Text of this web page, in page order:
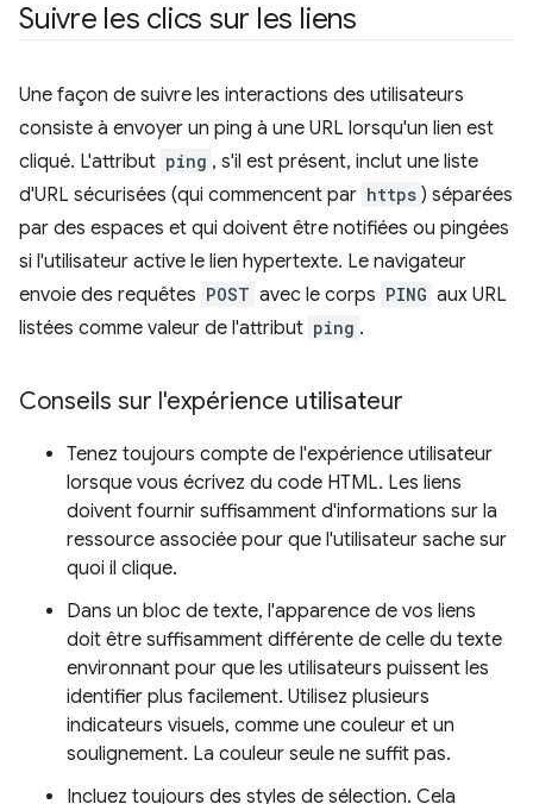
Suivre les clics sur les liens
Une façon de suivre les interactions des utilisateurs
consiste à envoyer un ping à une URL lorsqu'un lien est
cliqué. L'attribut ping , s'il est présent, inclut une liste
d'URL sécurisées (qui commencent par https ) séparées
par des espaces et qui doivent être notifiées ou pingées
si l'utilisateur active le lien hypertexte. Le navigateur
envoie des requêtes POST avec le corps PING aux URL
listées comme valeur de l'attribut ping .
Conseils sur l'expérience utilisateur
Tenez toujours compte de l'expérience utilisateur
lorsque vous écrivez du code HTML. Les liens
doivent fournir suffisamment d'informations sur la
ressource associée pour que l'utilisateur sache sur
quoi il clique.
Dans un bloc de texte, l'apparence de vos liens
doit être suffisamment différente de celle du texte
environnant pour que les utilisateurs puissent les
identifier plus facilement. Utilisez plusieurs
indicateurs visuels, comme une couleur et un
soulignement. La couleur seule ne suffit pas.
Incluez toujours des styles de sélection. Cela